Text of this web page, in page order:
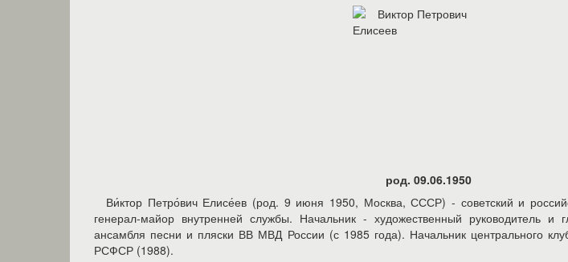
род. 09.06.1950
Ви́ктор Петро́вич Елисе́ев (род. 9 июня 1950, Москва, СССР) - советский и
генерал-майор внутренней службы. Начальник - художественный руководитель и
ансамбля песни и пляски ВВ МВД России (с 1985 года). Начальник центрального
РСФСР (1988).